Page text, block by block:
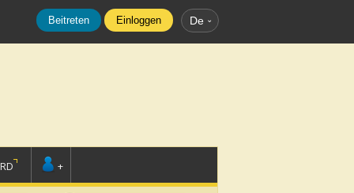
Beitreten Einloggen De
+